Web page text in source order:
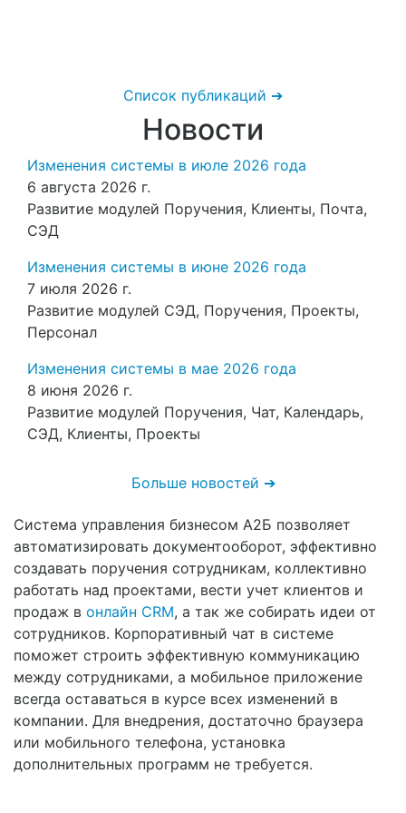
Список публикаций ➔
Новости
Изменения системы в июле 2026 года
6 августа 2026 г.
Развитие модулей Поручения, Клиенты, Почта,
СЭД
Изменения системы в июне 2026 года
7 июля 2026 г.
Развитие модулей СЭД, Поручения, Проекты,
Персонал
Изменения системы в мае 2026 года
8 июня 2026 г.
Развитие модулей Поручения, Чат, Календарь,
СЭД, Клиенты, Проекты
Больше новостей ➔
Система управления бизнесом A2Б позволяет
автоматизировать документооборот, эффективно
создавать поручения сотрудникам, коллективно
работать над проектами, вести учет клиентов и
продаж в онлайн CRM, а так же собирать идеи от
сотрудников. Корпоративный чат в системе
поможет строить эффективную коммуникацию
между сотрудниками, а мобильное приложение
всегда оставаться в курсе всех изменений в
компании. Для внедрения, достаточно браузера
или мобильного телефона, установка
дополнительных программ не требуется.